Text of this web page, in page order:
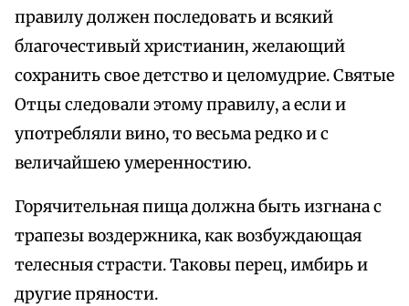
правилу должен последовать и всякий
благочестивый христианин, желающий
сохранить свое детство и целомудрие. Святые
Отцы следовали этому правилу, а если и
употребляли вино, то весьма редко и с
величайшею умеренностию.
Горячительная пища должна быть изгнана с
трапезы воздержника, как возбуждающая
телесныя страсти. Таковы перец, имбирь и
другие пряности.